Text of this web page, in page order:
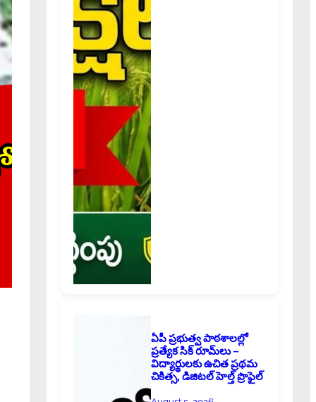
ఏపీ ప్రభుత్వ పాఠశాలల్లో
ప్రత్యేక సిక్ రూమ్‌లు –
విద్యార్థులకు ఉచిత ప్రథమ
చికిత్స, డిజిటల్ హెల్త్ ప్రొఫైల్